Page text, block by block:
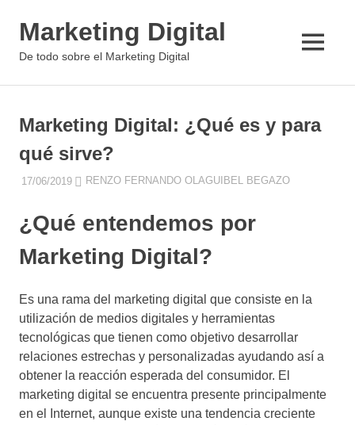
Marketing Digital
De todo sobre el Marketing Digital
MENÚ
Marketing Digital: ¿Qué es y para
qué sirve?
17/06/2019 RENZO FERNANDO OLAGUIBEL BEGAZOCONCEPTOS
DIGITAL
¿Qué entendemos por
Marketing Digital?
Es una rama del marketing digital que consiste en la
utilización de medios digitales y herramientas
tecnológicas que tienen como objetivo desarrollar
relaciones estrechas y personalizadas ayudando así a
obtener la reacción esperada del consumidor. El
marketing digital se encuentra presente principalmente
en el Internet, aunque existe una tendencia creciente